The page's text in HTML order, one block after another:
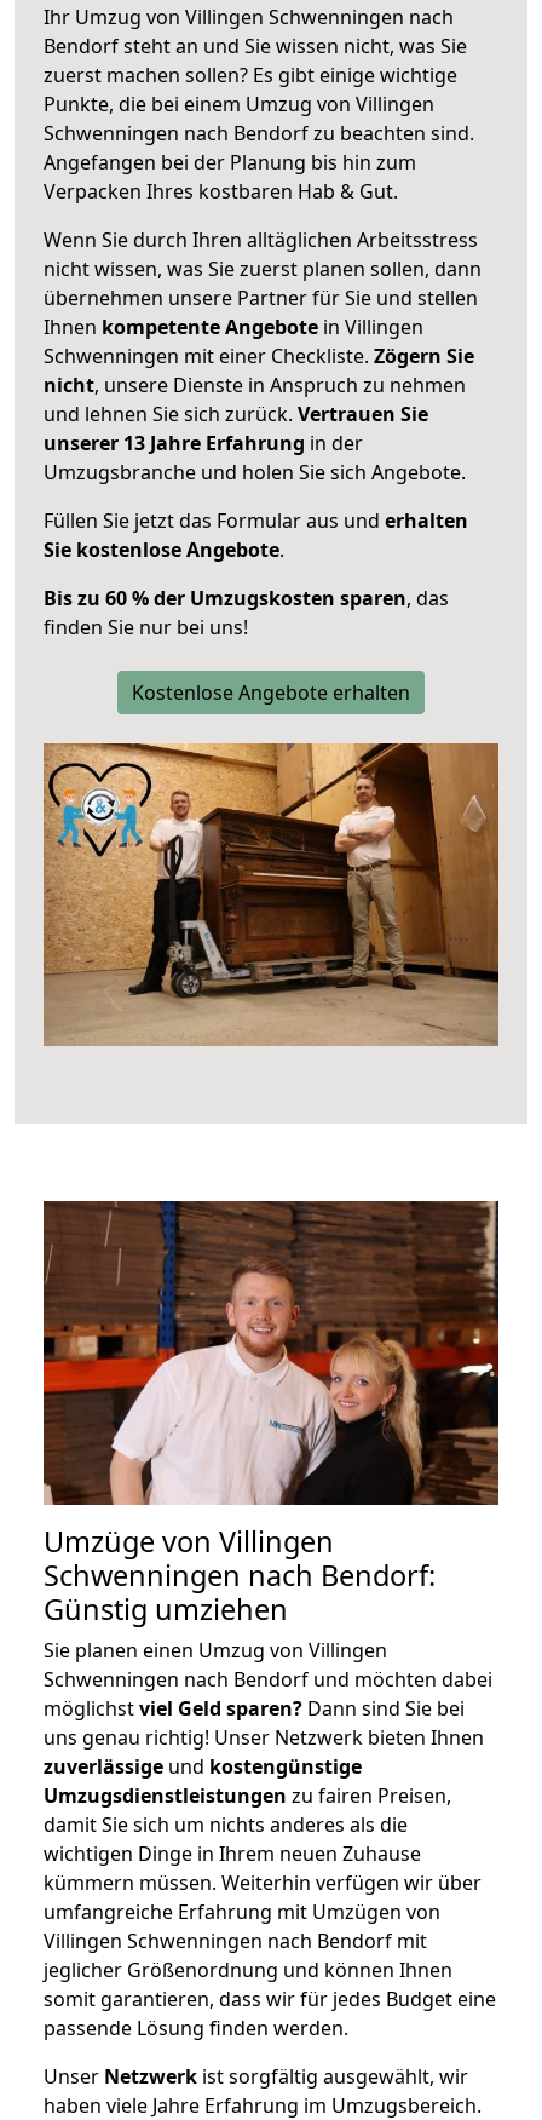
Ihr Umzug von Villingen Schwenningen nach
Bendorf steht an und Sie wissen nicht, was Sie
zuerst machen sollen? Es gibt einige wichtige
Punkte, die bei einem Umzug von Villingen
Schwenningen nach Bendorf zu beachten sind.
Angefangen bei der Planung bis hin zum
Verpacken Ihres kostbaren Hab & Gut.
Wenn Sie durch Ihren alltäglichen Arbeitsstress
nicht wissen, was Sie zuerst planen sollen, dann
übernehmen unsere Partner für Sie und stellen
Ihnen kompetente Angebote in Villingen
Schwenningen mit einer Checkliste. Zögern Sie
nicht, unsere Dienste in Anspruch zu nehmen
und lehnen Sie sich zurück. Vertrauen Sie
unserer 13 Jahre Erfahrung in der
Umzugsbranche und holen Sie sich Angebote.
Füllen Sie jetzt das Formular aus und erhalten
Sie kostenlose Angebote.
Bis zu 60 % der Umzugskosten sparen, das
finden Sie nur bei uns!
Kostenlose Angebote erhalten
Umzüge von Villingen
Schwenningen nach Bendorf:
Günstig umziehen
Sie planen einen Umzug von Villingen
Schwenningen nach Bendorf und möchten dabei
möglichstviel Geld sparen? Dann sind Sie bei
uns genau richtig! Unser Netzwerk bieten Ihnen
zuverlässige und kostengünstige
Umzugsdienstleistungen zu fairen Preisen,
damit Sie sich um nichts anderes als die
wichtigen Dinge in Ihrem neuen Zuhause
kümmern müssen. Weiterhin verfügen wir über
umfangreiche Erfahrung mit Umzügen von
Villingen Schwenningen nach Bendorf mit
jeglicher Größenordnung und können Ihnen
somit garantieren, dass wir für jedes Budget eine
passende Lösung finden werden.
Unser Netzwerk ist sorgfältig ausgewählt, wir
haben viele Jahre Erfahrung im Umzugsbereich.